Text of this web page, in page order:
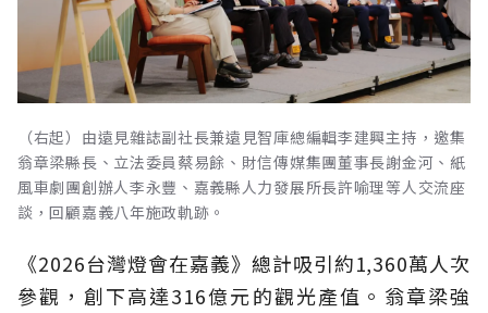
（右起）由遠見雜誌副社長兼遠見智庫總編輯李建興主持，邀集
翁章梁縣長、立法委員蔡易餘、財信傳媒集團董事長謝金河、紙
風車劇團創辦人李永豐、嘉義縣人力發展所長許喻理等人交流座
談，回顧嘉義八年施政軌跡。
《2026台灣燈會在嘉義》總計吸引約1,360萬人次
參觀，創下高達316億元的觀光產值。翁章梁強